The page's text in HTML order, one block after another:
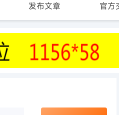
发布文章 官方